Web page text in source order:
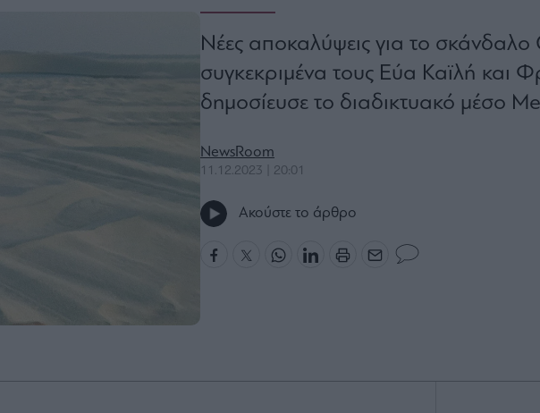
Νέες αποκαλύψεις για το
συγκεκριμένα τους Εύα Καϊλή και
δημοσίευσε το διαδικτυακό μέσο
NewsRoom
11.12.2023 | 20:01
Ακούστε το άρθρο